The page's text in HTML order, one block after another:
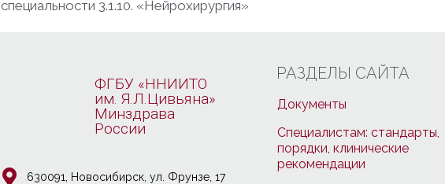
3.1.10. «Нейрохирургия»
ФГБУ «ННИИТО
им. Я.Л.Цивьяна»
Минздрава
России
630091, Новосибирcк, ул. Фрунзе, 17
РАЗДЕЛЫ САЙТА
Документы
Специалистам: стандарты,
порядки, клинические
рекомендации